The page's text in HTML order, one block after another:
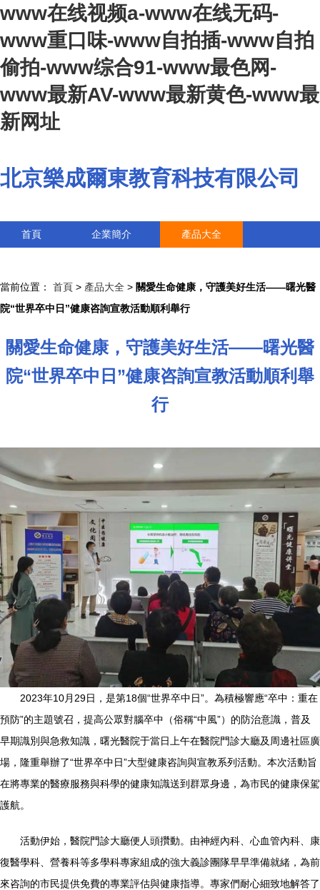
www在线视频a-www在线无码-
www重口味-www自拍插-www自拍
偷拍-www综合91-www最色网-
www最新AV-www最新黄色-www最
新网址
北京樂成爾東教育科技有限公司
首頁 企業簡介 產品大全
當前位置： 首頁 > 產品大全 > 關愛生命健康，守護美好生活——曙光醫
院“世界卒中日”健康咨詢宣教活動順利舉行
關愛生命健康，守護美好生活——曙光醫
院“世界卒中日”健康咨詢宣教活動順利舉
行
2023年10月29日，是第18個“世界卒中日”。為積極響應“卒中：重在
預防”的主題號召，提高公眾對腦卒中（俗稱“中風”）的防治意識，普及
早期識別與急救知識，曙光醫院于當日上午在醫院門診大廳及周邊社區廣
場，隆重舉辦了“世界卒中日”大型健康咨詢與宣教系列活動。本次活動旨
在將專業的醫療服務與科學的健康知識送到群眾身邊，為市民的健康保駕
護航。
活動伊始，醫院門診大廳便人頭攢動。由神經內科、心血管內科、康
復醫學科、營養科等多學科專家組成的強大義診團隊早早準備就緒，為前
來咨詢的市民提供免費的專業評估與健康指導。專家們耐心細致地解答了